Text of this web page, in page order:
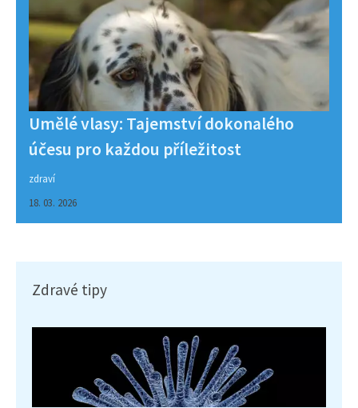
Umělé vlasy: Tajemství dokonalého
účesu pro každou příležitost
zdraví
18. 03. 2026
Zdravé tipy